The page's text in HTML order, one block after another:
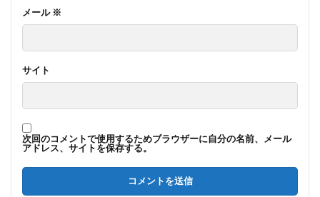
メール ※
サイト
次回のコメントで使用するためブラウザーに自分の名前、メール
アドレス、サイトを保存する。